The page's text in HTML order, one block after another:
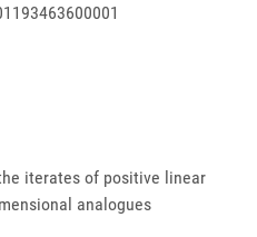
iterates of positive linear
analogues